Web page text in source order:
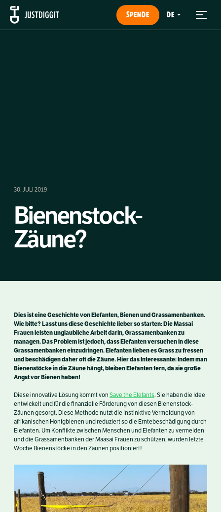
SPENDE
30. JULI 2019
Bienenstock-
Zäune?
Dies ist eine Geschichte von Elefanten, Bienen und Grassamenbanken.
Wie bitte? Lasst uns diese Geschichte lieber so starten: Die Massai
Frauen leisten unglaubliche Arbeit darin, Grassamenbanken zu
managen. Das Problem ist jedoch, dass Elefanten versuchen in diese
Grassamenbanken einzudringen. Elefanten lieben es Grass zu fressen
und beschädigen daher oft die Zäune. Hier das Interessante: Indem man
Bienenstöcke in die Zäune hängt, bleiben Elefanten fern, da sie große
Angst vor Bienen haben!
Diese innovative Lösung kommt von Save the Elefants. Sie haben die Idee
entwickelt und für die finanzielle Förderung von diesen Bienenstock-
Zäunen gesorgt. Diese Methode nutzt die instinktive Vermeidung von
afrikanischen Honigbienen und reduziert so die Erntebeschädigung durch
Elefanten. Um Konflikte zwischen Menschen und Elefanten zu vermeiden
und die Grassamenbanken der Maasai Frauen zu schützen, wurden letzte
Woche Bienenstöcke in den Zäunen positioniert!